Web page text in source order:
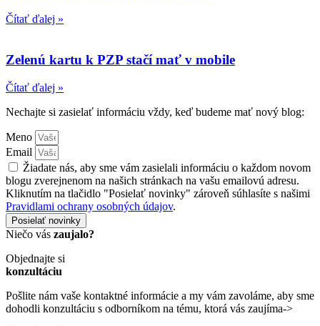
Čítať ďalej »
Zelenú kartu k PZP stačí mať v mobile
Čítať ďalej »
Nechajte si zasielať informáciu vždy, keď budeme mať nový blog:
Meno
Email
Žiadate nás, aby sme vám zasielali informáciu o každom novom
blogu zverejnenom na našich stránkach na vašu emailovú adresu.
Kliknutím na tlačidlo "Posielať novinky" zároveň súhlasíte s našimi
Pravidlami ochrany osobných údajov.
Posielať novinky
Niečo vás zaujalo?
Objednajte si
konzultáciu
Pošlite nám vaše kontaktné informácie a my vám zavoláme, aby sme
dohodli konzultáciu s odborníkom na tému, ktorá vás zaujíma->